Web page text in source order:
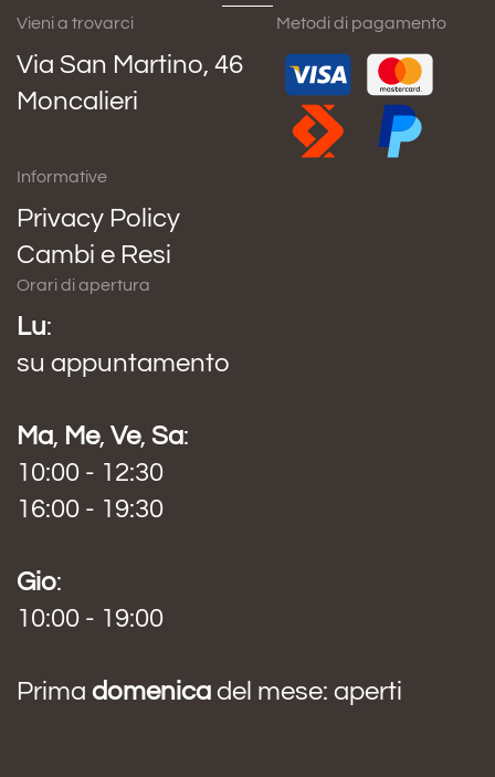
Vieni a trovarci
Via San Martino, 46
Moncalieri
Metodi di pagamento
Informative
Privacy Policy
Cambi e Resi
Orari di apertura
Lu:
su appuntamento
Ma, Me, Ve, Sa:
10:00 - 12:30
16:00 - 19:30
Gio:
10:00 - 19:00
Prima domenica del mese: aperti